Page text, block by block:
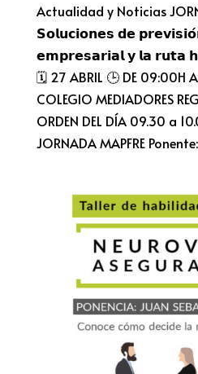
Actualidad y Noticias
𝗦𝗼𝗹𝘂𝗰𝗶𝗼𝗻𝗲𝘀 𝗱𝗲
𝗲𝗺𝗽𝗿𝗲𝘀𝗮𝗿𝗶𝗮𝗹 𝘆 𝗹𝗮 𝗿𝘂𝘁𝗮
🗓 27 ABRIL 🕒 DE 09:00H A
COLEGIO MEDIADORES
ORDEN DEL DÍA 09.30 a
JORNADA MAPFRE